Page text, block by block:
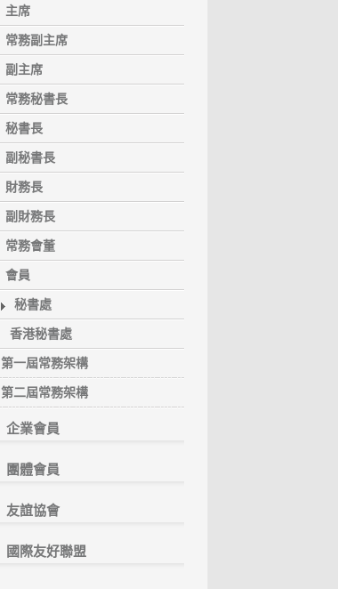
主席
常務副主席
副主席
常務秘書長
秘書長
副秘書長
財務長
副財務長
常務會董
會員
秘書處
香港秘書處
第一屆常務架構
第二屆常務架構
企業會員
團體會員
友誼協會
國際友好聯盟